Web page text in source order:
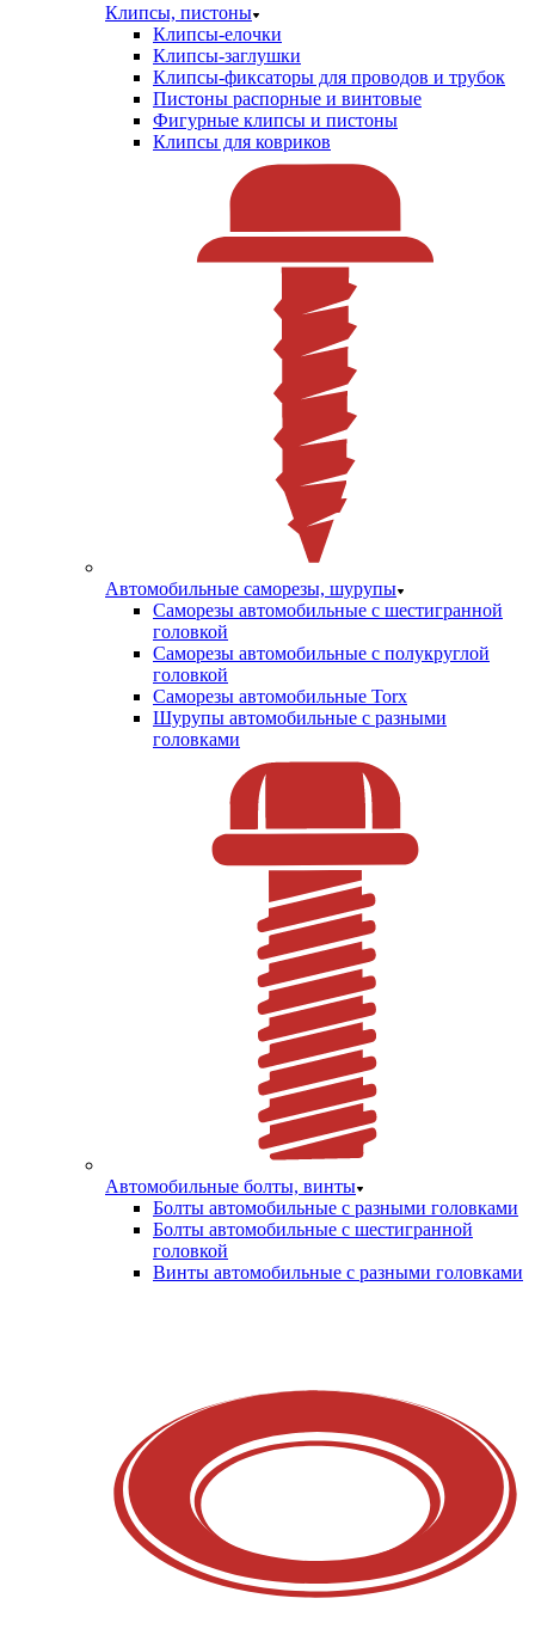
Клипсы, пистоны
Клипсы-елочки
Клипсы-заглушки
Клипсы-фиксаторы для проводов и трубок
Пистоны распорные и винтовые
Фигурные клипсы и пистоны
Клипсы для ковриков
Автомобильные саморезы, шурупы
Саморезы автомобильные с шестигранной
головкой
Саморезы автомобильные с полукруглой
головкой
Саморезы автомобильные Torx
Шурупы автомобильные с разными
головками
Автомобильные болты, винты
Болты автомобильные с разными головками
Болты автомобильные с шестигранной
головкой
Винты автомобильные с разными головками